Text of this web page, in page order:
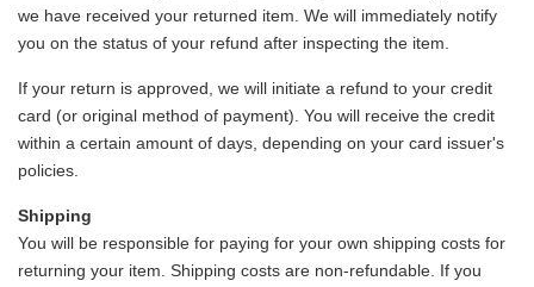
we have received your returned item. We will immediately notify
you on the status of your refund after inspecting the item.
If your return is approved, we will initiate a refund to your credit
card (or original method of payment). You will receive the credit
within a certain amount of days, depending on your card issuer's
policies.
Shipping
You will be responsible for paying for your own shipping costs for
returning your item. Shipping costs are non-refundable. If you